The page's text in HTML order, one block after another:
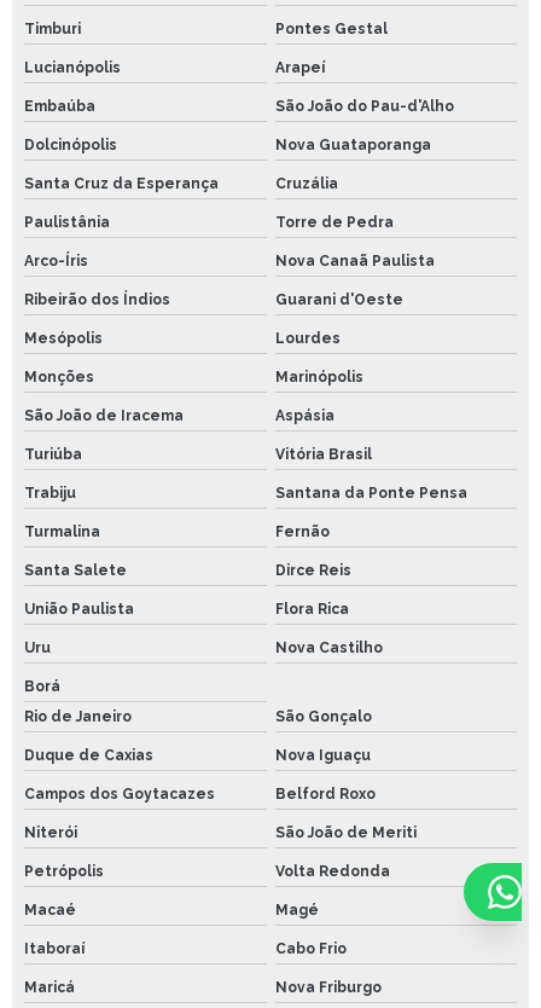
Timburi Pontes Gestal
Lucianópolis Arapeí
Embaúba São João do Pau-d'Alho
Dolcinópolis Nova Guataporanga
Santa Cruz da Esperança Cruzália
Paulistânia Torre de Pedra
Arco-Íris Nova Canaã Paulista
Ribeirão dos Índios Guarani d'Oeste
Mesópolis Lourdes
Monções Marinópolis
São João de Iracema Aspásia
Turiúba Vitória Brasil
Trabiju Santana da Ponte Pensa
Turmalina Fernão
Santa Salete Dirce Reis
União Paulista Flora Rica
Uru Nova Castilho
Borá
Rio de Janeiro
São Gonçalo
Duque de Caxias Nova Iguaçu
Campos dos Goytacazes Belford Roxo
Niterói São João de Meriti
Petrópolis Volta Redonda
Macaé Magé
Itaboraí Cabo Frio
Maricá Nova Friburgo